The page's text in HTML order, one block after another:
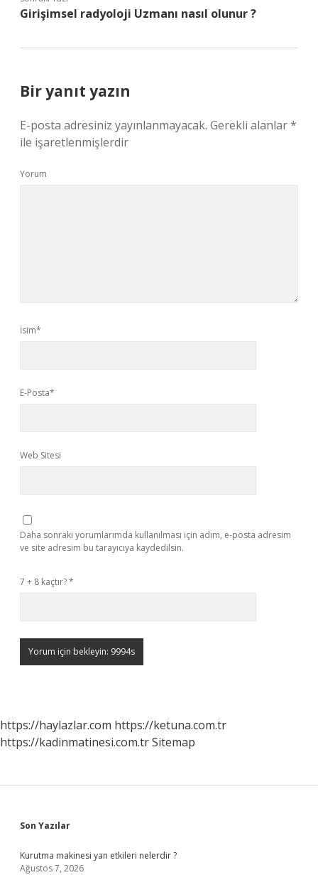
Girişimsel radyoloji Uzmanı nasıl olunur ?
Bir yanıt yazın
E-posta adresiniz yayınlanmayacak. Gerekli alanlar*
ile işaretlenmişlerdir
Yorum
İsim*
E-Posta*
Web Sitesi
Daha sonraki yorumlarımda kullanılması için adım, e-posta adresim
ve site adresim bu tarayıcıya kaydedilsin.
7 + 8 kaçtır?*
https://haylazlar.com https://ketuna.com.tr
https://kadinmatinesi.com.trSitemap
Sidebar
Son Yazılar
Kurutma makinesi yan etkileri nelerdir ?
Ağustos 7, 2026